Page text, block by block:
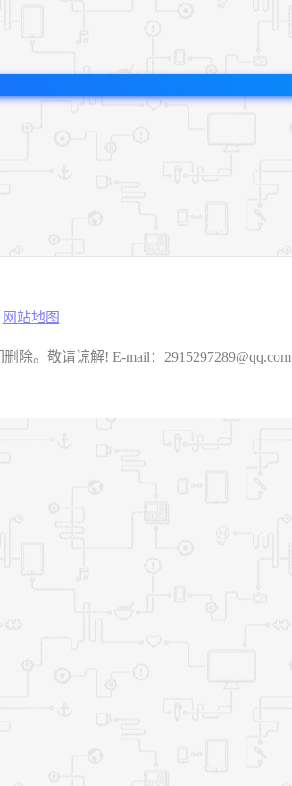
网站地图
。敬请谅解! E-mail：2915297289@qq.com